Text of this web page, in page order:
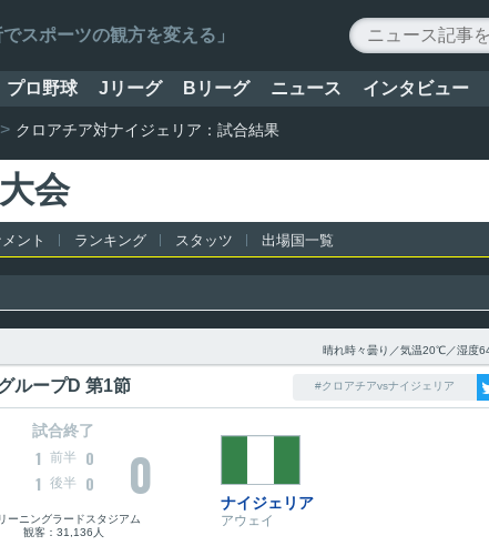
スポーツの観方を変える」
プロ野球 Jリーグ Bリーグ ニュース インタビュー
クロアチア対ナイジェリア：試合結果
会
ント ランキング スタッツ 出場国一覧
晴れ時々曇り／気温20℃／湿度
ループD 第1節 #クロアチアvsナイジェリア
試合終了
0
1 前半
0
1
後半 0
ーニングラードスタジアム
観客：31,136人
ナイジェリア
アウェイ